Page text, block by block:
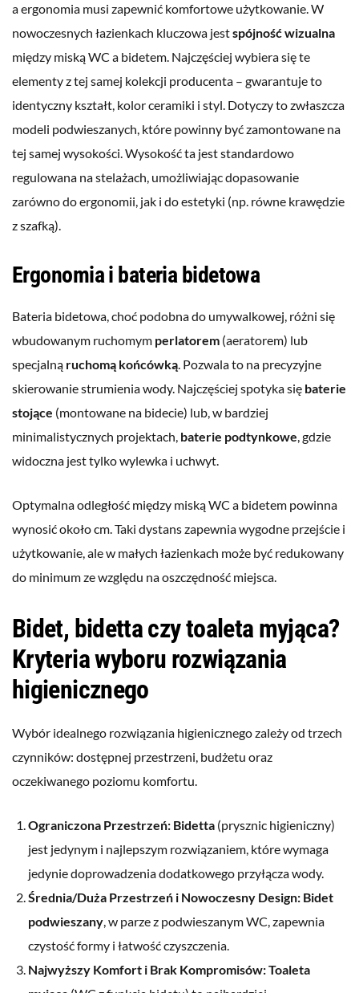
a ergonomia musi zapewnić komfortowe użytkowanie. W
nowoczesnych łazienkach kluczowa jestspójność wizualna
między miską WC a bidetem. Najczęściej wybiera się te
elementy z tej samej kolekcji producenta – gwarantuje to
identyczny kształt, kolor ceramiki i styl. Dotyczy to zwłaszcza
modeli podwieszanych, które powinny być zamontowane na
tej samej wysokości. Wysokość ta jest standardowo
regulowana na stelażach, umożliwiając dopasowanie
zarówno do ergonomii, jak i do estetyki (np. równe krawędzie
z szafką).
Ergonomia i bateria bidetowa
Bateria bidetowa, choć podobna do umywalkowej, różni się
wbudowanym ruchomym perlatorem (aeratorem) lub
specjalną ruchomą końcówką. Pozwala to na precyzyjne
skierowanie strumienia wody. Najczęściej spotyka się baterie
stojące (montowane na bidecie) lub, w bardziej
minimalistycznych projektach, baterie podtynkowe, gdzie
widoczna jest tylko wylewka i uchwyt.
Optymalna odległość między miską WC a bidetem powinna
wynosić około cm. Taki dystans zapewnia wygodne przejście i
użytkowanie, ale w małych łazienkach może być redukowany
do minimum ze względu na oszczędność miejsca.
Bidet, bidetta czy toaleta myjąca?
Kryteria wyboru rozwiązania
higienicznego
Wybór idealnego rozwiązania higienicznego zależy od trzech
czynników: dostępnej przestrzeni, budżetu oraz
oczekiwanego poziomu komfortu.
Ograniczona Przestrzeń: Bidetta (prysznic higieniczny)
jest jedynym i najlepszym rozwiązaniem, które wymaga
jedynie doprowadzenia dodatkowego przyłącza wody.
Średnia/Duża Przestrzeń i Nowoczesny Design: Bidet
podwieszany, w parze z podwieszanym WC, zapewnia
czystość formy i łatwość czyszczenia.
Najwyższy Komfort i Brak Kompromisów:Toaleta